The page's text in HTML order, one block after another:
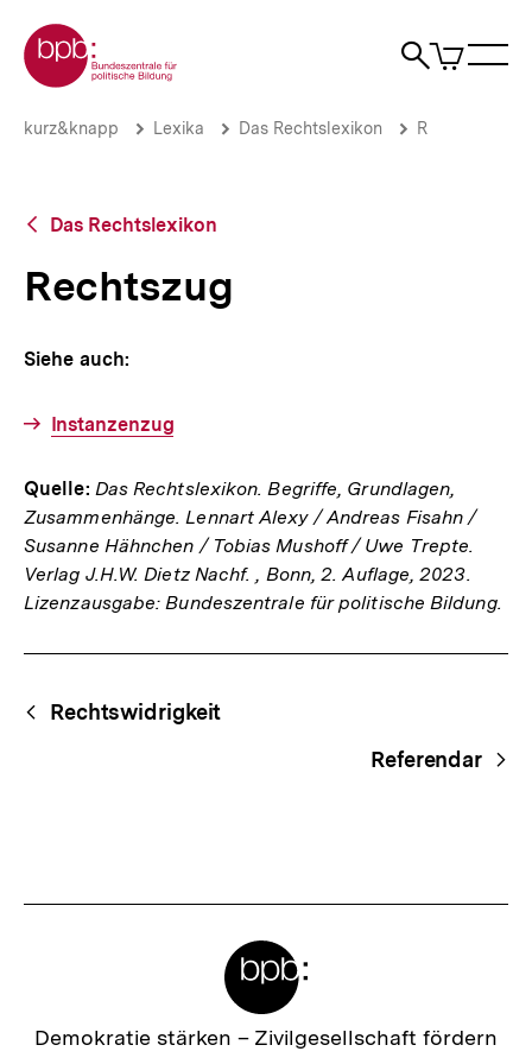
zum
Seiteninhalt
springen
Zur Startseite der bpb
Suche
Artikel
im
Rechtszug
Brotkrümelnavigation
Pfadnavigation
kurz&knapp Lexika Das Rechtslexikon R
Zurück
Übersicht
Das Rechtslexikon
Rechtszug
Siehe auch:
Instanzenzug
Quelle: Das Rechtslexikon. Begriffe, Grundlagen,
Zusammenhänge. Lennart Alexy / Andreas Fisahn /
Susanne Hähnchen / Tobias Mushoff / Uwe Trepte.
Verlag J.H.W. Dietz Nachf. , Bonn, 2. Auflage, 2023.
Lizenzausgabe: Bundeszentrale für politische Bildung.
Begriffsnavigation
Content-
Navigation
Rechtswidrigkeit
Referendar
Zur
Demokratie stärken – Zivilgesellschaft fördern